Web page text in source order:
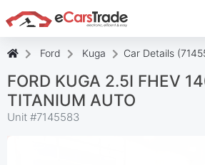
Instale a aplicação web
ao seu ecrã inicial e receba
Ford Kuga Car Details
FORD KUGA 2.5I FHEV
TITANIUM AUTO
Unit #7145583